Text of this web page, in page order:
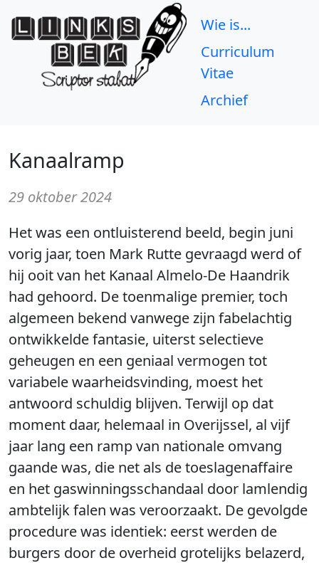
Wie is...
Curriculum
Vitae
Archief
Kanaalramp
29 oktober 2024
Het was een ontluisterend beeld, begin juni
vorig jaar, toen Mark Rutte gevraagd werd of
hij ooit van het Kanaal Almelo-De Haandrik
had gehoord. De toenmalige premier, toch
algemeen bekend vanwege zijn fabelachtig
ontwikkelde fantasie, uiterst selectieve
geheugen en een geniaal vermogen tot
variabele waarheidsvinding, moest het
antwoord schuldig blijven. Terwijl op dat
moment daar, helemaal in Overijssel, al vijf
jaar lang een ramp van nationale omvang
gaande was, die net als de toeslagenaffaire
en het gaswinningsschandaal door lamlendig
ambtelijk falen was veroorzaakt. De gevolgde
procedure was identiek: eerst werden de
burgers door de overheid grotelijks belazerd,